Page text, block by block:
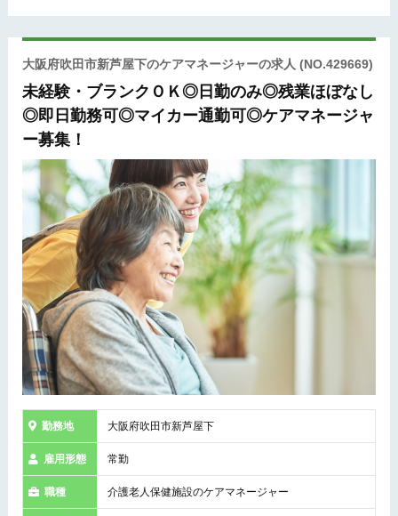
大阪府吹田市新芦屋下のケアマネージャーの求人 (NO.429669)
未経験・ブランクＯＫ◎日勤のみ◎残業ほぼなし
◎即日勤務可◎マイカー通勤可◎ケアマネージャ
ー募集！
勤務地 大阪府吹田市新芦屋下
雇用形態 常勤
職種 介護老人保健施設のケアマネージャー